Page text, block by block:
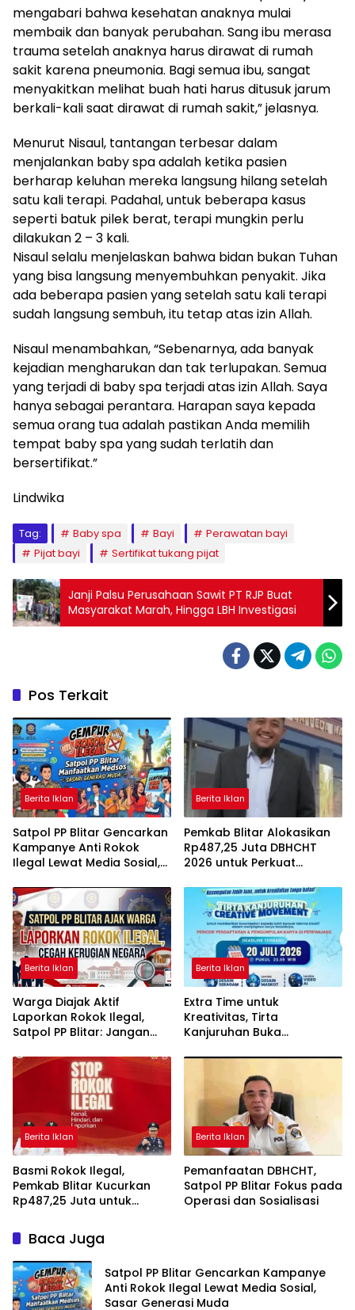
mengabari bahwa kesehatan anaknya mulai
membaik dan banyak perubahan. Sang ibu merasa
trauma setelah anaknya harus dirawat di rumah
sakit karena pneumonia. Bagi semua ibu, sangat
menyakitkan melihat buah hati harus ditusuk jarum
berkali-kali saat dirawat di rumah sakit,” jelasnya.
Menurut Nisaul, tantangan terbesar dalam
menjalankan baby spa adalah ketika pasien
berharap keluhan mereka langsung hilang setelah
satu kali terapi. Padahal, untuk beberapa kasus
seperti batuk pilek berat, terapi mungkin perlu
dilakukan 2 – 3 kali.
Nisaul selalu menjelaskan bahwa bidan bukan Tuhan
yang bisa langsung menyembuhkan penyakit. Jika
ada beberapa pasien yang setelah satu kali terapi
sudah langsung sembuh, itu tetap atas izin Allah.
Nisaul menambahkan, “Sebenarnya, ada banyak
kejadian mengharukan dan tak terlupakan. Semua
yang terjadi di baby spa terjadi atas izin Allah. Saya
hanya sebagai perantara. Harapan saya kepada
semua orang tua adalah pastikan Anda memilih
tempat baby spa yang sudah terlatih dan
bersertifikat.”
Lindwika
Tag: Baby spa Bayi
Perawatan bayi
Pijat bayi
Sertifikat tukang pijat
Janji Palsu Perusahaan Sawit PT RJP Buat
Masyarakat Marah, Hingga LBH Investigasi
Pos Terkait
Berita Iklan
Satpol PP Blitar Gencarkan
Kampanye Anti Rokok
Ilegal Lewat Media Sosial,
Berita Iklan
Pemkab Blitar Alokasikan
Rp487,25 Juta DBHCHT
2026 untuk Perkuat
Berita Iklan
Warga Diajak Aktif
Laporkan Rokok Ilegal,
Satpol PP Blitar: Jangan
Berita Iklan
Extra Time untuk
Kreativitas, Tirta
Kanjuruhan Buka
bagi Talenta Muda
Berita Iklan
Basmi Rokok Ilegal,
Pemkab Blitar Kucurkan
Rp487,25 Juta untuk
Berita Iklan
Pemanfaatan DBHCHT,
Satpol PP Blitar Fokus pada
Operasi dan Sosialisasi
Baca Juga
Satpol PP Blitar Gencarkan Kampanye
Anti Rokok Ilegal Lewat Media Sosial,
Sasar Generasi Muda